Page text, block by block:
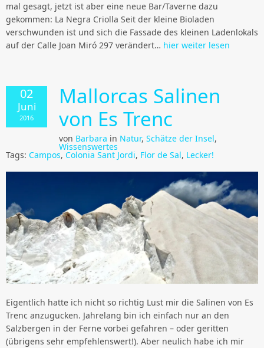
mal gesagt, jetzt ist aber eine neue Bar/Taverne dazu
gekommen: La Negra Criolla Seit der kleine Bioladen
verschwunden ist und sich die Fassade des kleinen Ladenlokals
auf der Calle Joan Miró 297 verändert… hier weiter lesen
02
Juni
2016
Mallorcas Salinen
von Es Trenc
von Barbara in Natur, Schätze der Insel,
Wissenswertes
Tags: Campos, Colonia Sant Jordi, Flor de Sal, Lecker!
Eigentlich hatte ich nicht so richtig Lust mir die Salinen von Es
Trenc anzugucken. Jahrelang bin ich einfach nur an den
Salzbergen in der Ferne vorbei gefahren – oder geritten
(übrigens sehr empfehlenswert!). Aber neulich habe ich mir